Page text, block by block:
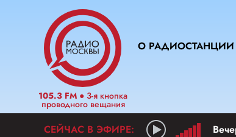
105.3 FM ● 3-я кнопка
проводного вещания
О РАДИОСТАНЦИИ